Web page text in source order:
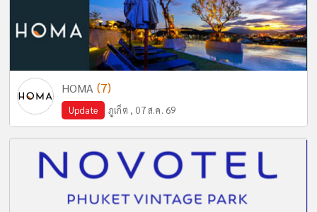
HOMA (7)
Update ภูเก็ต , 07 ส.ค. 69